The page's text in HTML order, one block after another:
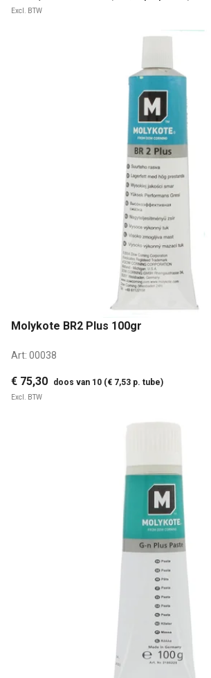
Excl. BTW
Molykote BR2 Plus 100gr
Art: 00038
€ 75,30 doos van 10 (€ 7,53 p. tube)
Excl. BTW